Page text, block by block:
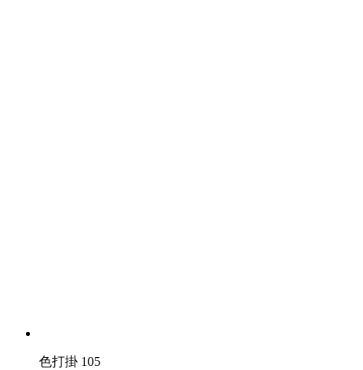
色打掛 105